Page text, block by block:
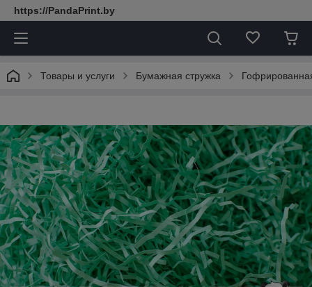
https://PandaPrint.by
Товары и услуги Бумажная стружка